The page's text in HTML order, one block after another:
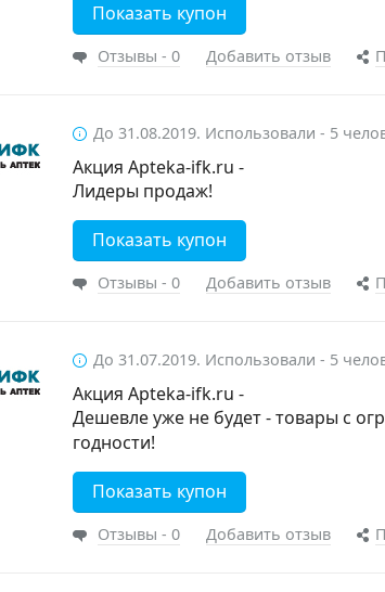
Показать купон
Отзывы - 0 Добавить отзыв
До 31.08.2019. Использовали - 5
Акция Apteka-ifk.ru -
Лидеры продаж!
Показать купон
Отзывы - 0 Добавить отзыв
До 31.07.2019. Использовали - 5
Акция Apteka-ifk.ru -
Дешевле уже не будет - товары с
годности!
Показать купон
Отзывы - 0 Добавить отзыв